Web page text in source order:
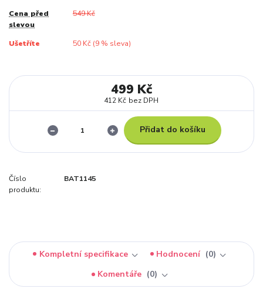
Cena před
slevou
549 Kč
Ušetříte 50 Kč (9% sleva)
499 Kč
412 Kč bez DPH
Přidat do košíku
Číslo
produktu:
BAT1145
Kompletní specifikace Hodnocení
0
Komentáře
0